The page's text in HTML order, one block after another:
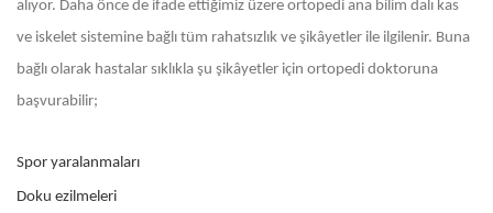
alıyor. Daha önce de ifade ettiğimiz üzere ortopedi ana bilim dalı kas
ve iskelet sistemine bağlı tüm rahatsızlık ve şikâyetler ile ilgilenir. Buna
bağlı olarak hastalar sıklıkla şu şikâyetler için ortopedi doktoruna
başvurabilir;
Spor yaralanmaları
Doku ezilmeleri